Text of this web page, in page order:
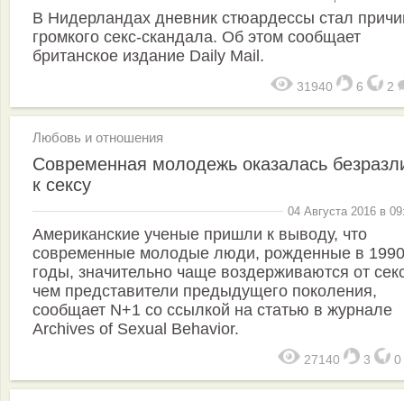
В Нидерландах дневник стюардессы стал
громкого секс-скандала. Об этом сообщает
британское издание Daily Mail.
31940 6 2
Любовь и отношения
Современная молодежь оказалась
к сексу
04 Августа 2016 в
Американские ученые пришли к выводу, что
современные молодые люди, рожденные в
годы, значительно чаще воздерживаются от
чем представители предыдущего поколения,
сообщает N+1 со ссылкой на статью в журнале
Archives of Sexual Behavior.
27140 3 0